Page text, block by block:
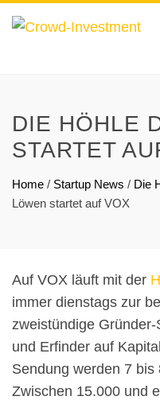
DIE HÖHLE
STARTET
Home / Startup News / Die
Löwen startet auf VOX
Auf VOX läuft mit der
immer dienstags zur
zweistündige
und Erfinder auf
Sendung werden 7
Zwischen 15.000 und